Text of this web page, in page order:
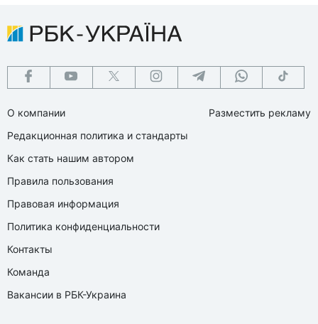
О компании
Редакционная политика и стандарты
Как стать нашим автором
Правила пользования
Правовая информация
Политика конфиденциальности
Контакты
Команда
Вакансии в РБК-Украина
Разместить рекламу